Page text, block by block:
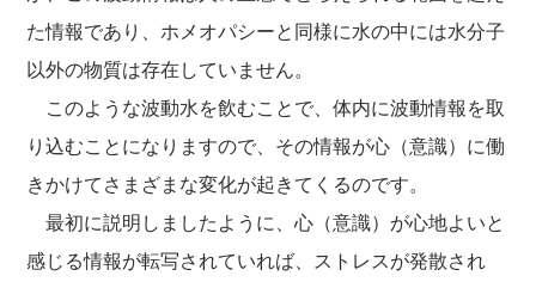
た情報であり、ホメオパシーと同様に水の中には水分子
以外の物質は存在していません。
このような波動水を飲むことで、体内に波動情報を取
り込むことになりますので、その情報が心（意識）に働
きかけてさまざまな変化が起きてくるのです。
最初に説明しましたように、心（意識）が心地よいと
感じる情報が転写されていれば、ストレスが発散され